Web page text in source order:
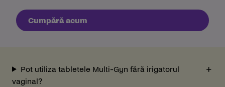
Cumpără acum
Pot utiliza tabletele Multi-Gyn fără irigatorul
vaginal?